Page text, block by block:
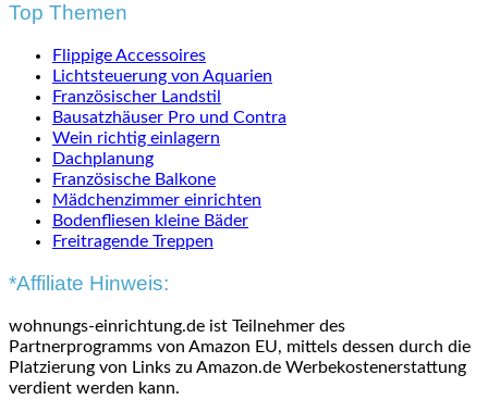
Top Themen
Flippige Accessoires
Lichtsteuerung von Aquarien
Französischer Landstil
Bausatzhäuser Pro und Contra
Wein richtig einlagern
Dachplanung
Französische Balkone
Mädchenzimmer einrichten
Bodenfliesen kleine Bäder
Freitragende Treppen
*Affiliate Hinweis:
wohnungs-einrichtung.de ist Teilnehmer des
Partnerprogramms von Amazon EU, mittels dessen durch die
Platzierung von Links zu Amazon.de Werbekostenerstattung
verdient werden kann.